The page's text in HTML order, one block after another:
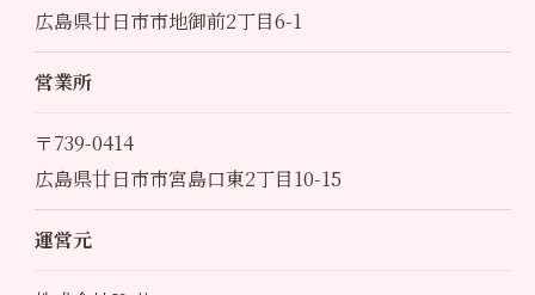
広島県廿日市市地御前2丁目6-1
営業所
〒739-0414
広島県廿日市市宮島口東2丁目10-15
運営元